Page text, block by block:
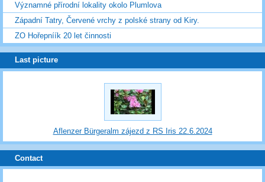
Významné přírodní lokality okolo Plumlova
Západní Tatry, Červené vrchy z polské strany od Kiry.
ZO Hořepníík 20 let činnosti
Last picture
Aflenzer Bürgeralm zájezd z RS Iris 22.6.2024
Contact